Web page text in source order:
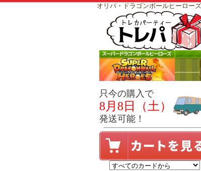
オリパ・ドラゴンボールヒーロー
只今の購入で
8月8日（土）
発送可能！